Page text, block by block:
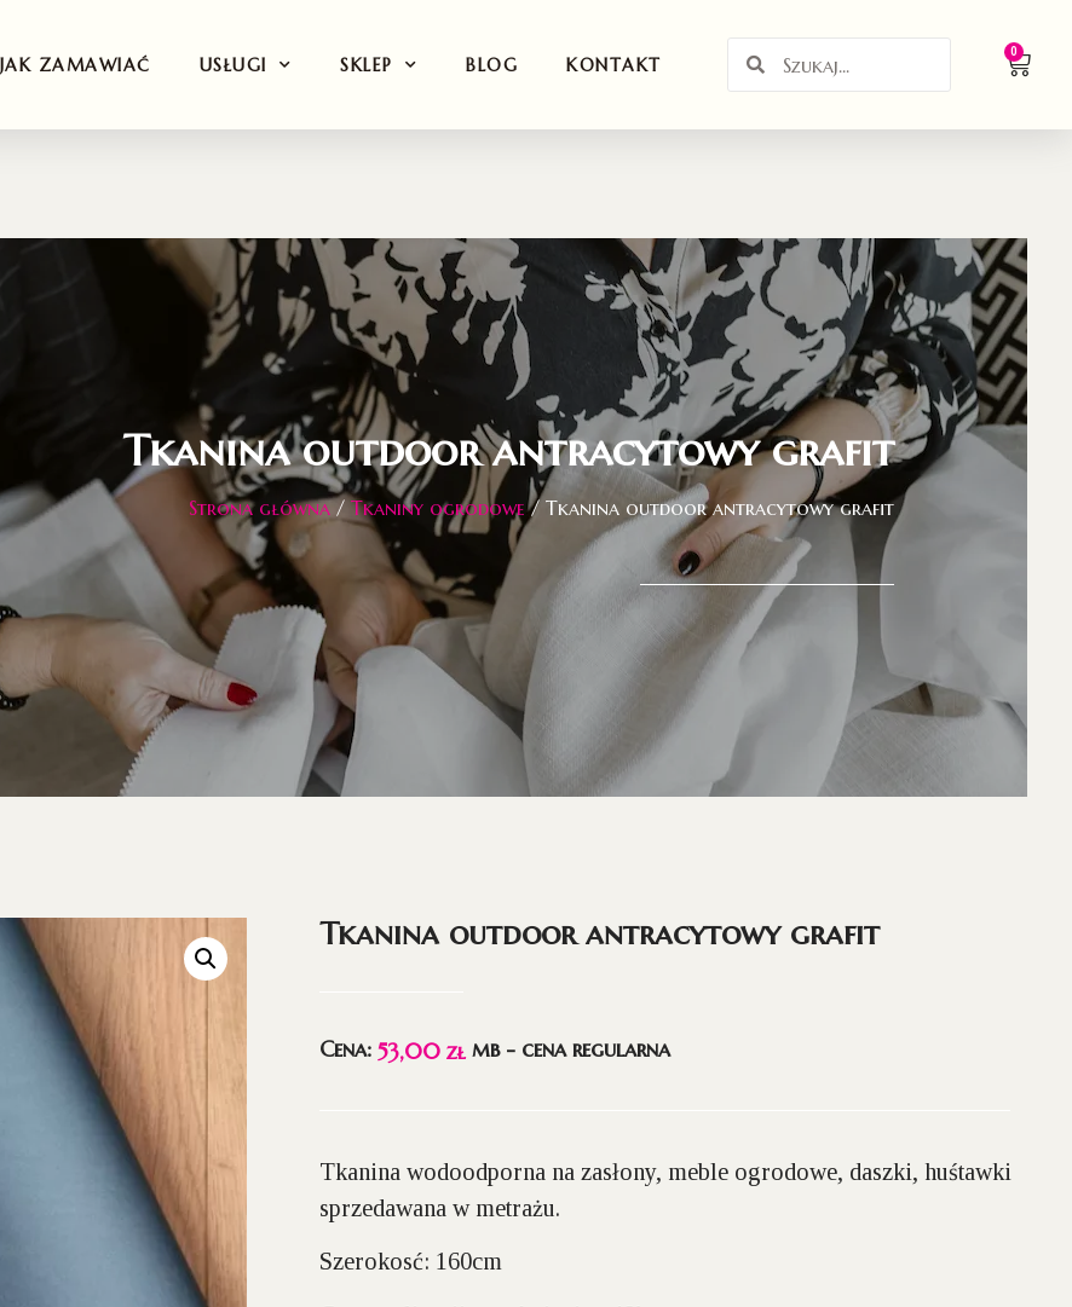
JAK ZAMAWIAĆ USŁUGI SKLEP BLOG KONTAKT
0
Tkanina outdoor antracytowy grafit
Strona główna/ Tkaniny ogrodowe/ Tkanina outdoor antracytowy grafit
Tkanina outdoor antracytowy grafit
Cena: 53,00 zł mb - cena regularna
Tkanina wodoodporna na zasłony, meble ogrodowe, daszki, huśtawki
sprzedawana w metrażu.
Szerokosć: 160cm